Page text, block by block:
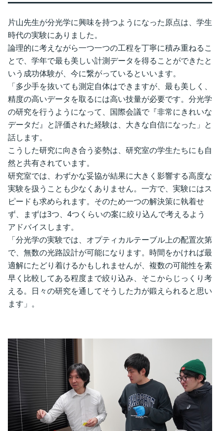
片山先生が分光学に興味を持つようになった原点は、学生
時代の実験にありました。
論理的に考えながら一つ一つの工程を丁寧に積み重ねるこ
とで、学年で最も美しい計測データを得ることができたと
いう成功体験が、今に繋がっているといいます。
「多少手を抜いても測定自体はできますが、最も美しく、
精度の高いデータを取るには高い技量が必要です。分光学
の研究を行うようになって、国際会議で『非常にきれいな
データだ』と評価された経験は、大きな自信になった」と
話します。
こうした研究に向き合う姿勢は、研究室の学生たちにも自
然と共有されています。
研究室では、わずかな妥協が結果に大きく影響する高度な
実験を扱うことも少なくありません。一方で、実験にはス
ピードも求められます。そのため一つの解決策に執着せ
ず、まずは3つ、4つくらいの案に絞り込んで考えるよう
アドバイスします。
「分光学の実験では、オプティカルテーブル上の配置次第
で、無数の光路設計が可能になります。時間をかければ最
適解にたどり着けるかもしれませんが、複数の可能性を素
早く比較してある程度まで絞り込み、そこからじっくり考
える。日々の研究を通してそうした力が鍛えられると思い
ます」。